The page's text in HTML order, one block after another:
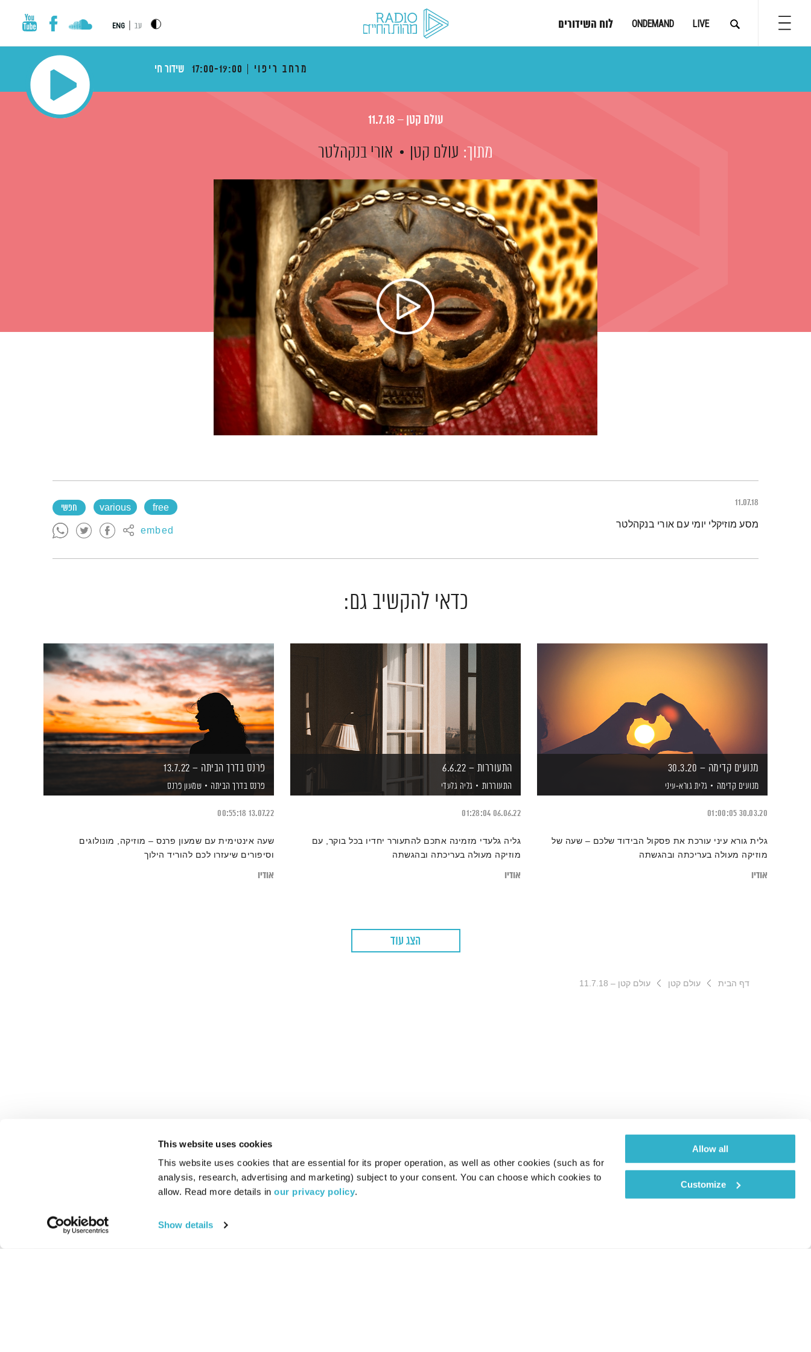
This website uses cookies
This website uses cookies that are essential for its proper operation, as well as other cookies (such as for
analysis, research, advertising and marketing) subject to your consent. You can choose which cookies to
allow. Read more details in our privacy policy.
Show details
Allow all
Customize
LIVE
ONDEMAND לוח השידורים עב ENG
מרחב ריפוי 17:00-19:00 שידור חי
עולם קטן – 11.7.18
מתוך: עולם קטן אורי בנקהלטר
11.07.18
free
various חפשי
embed תמצית הפודקאסט
מסע מוזיקלי יומי עם אורי בנקהלטר
כדאי להקשיב גם:
מנועים קדימה – 30.3.20
מנועים קדימה גלית גורא-עיני
30.03.20
01:00:05
גלית גורא עיני עורכת את פסקול הבידוד שלכם – שעה של
מוזיקה מעולה בעריכתה ובהגשתה
אודיו
התעוררות – 6.6.22
התעוררות גליה גלעדי
06.06.22
01:28:04
גליה גלעדי מזמינה אתכם להתעורר יחדיו בכל בוקר, עם
מוזיקה מעולה בעריכתה ובהגשתה
אודיו
פרנס בדרך הביתה – 13.7.22
פרנס בדרך הביתה שמעון פרנס
13.07.22
00:55:18
שעה אינטימית עם שמעון פרנס – מוזיקה, מונולוגים
וסיפורים שיעזרו לכם להוריד הילוך
אודיו
הצג עוד
דף הבית עולם קטן עולם קטן – 11.7.18